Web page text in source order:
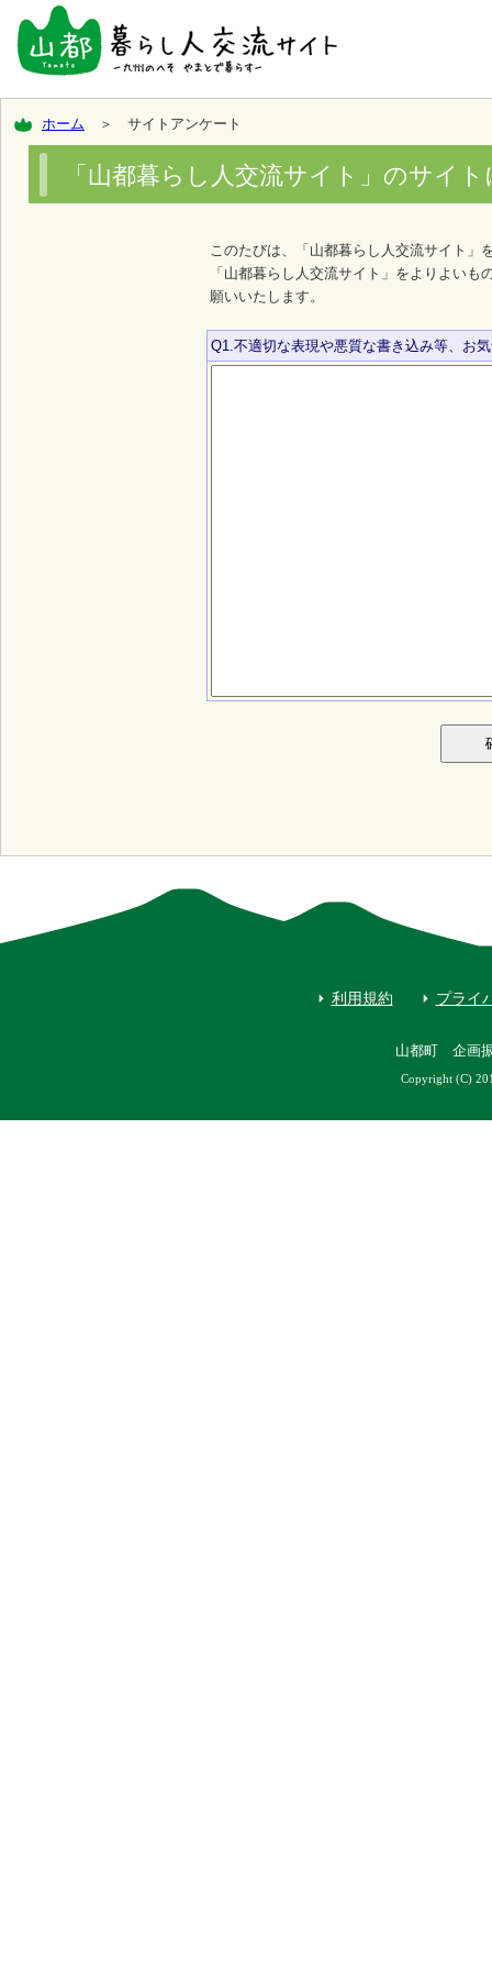
ホーム ＞ サイトアンケート
「山都暮らし人交流サイト」のサイ
このたびは、「山都暮らし人交流サイト」
「山都暮らし人交流サイト」をよりよい
願いいたします。
Q1.不適切な表現や悪質な書き込み等、お
利用規約 プライ
山都町 企画
Copyright (C)